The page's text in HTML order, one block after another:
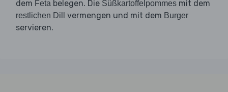
dem Feta belegen. Die Süßkartoffelpommes mit dem
restlichen Dill vermengen und mit dem Burger
servieren.